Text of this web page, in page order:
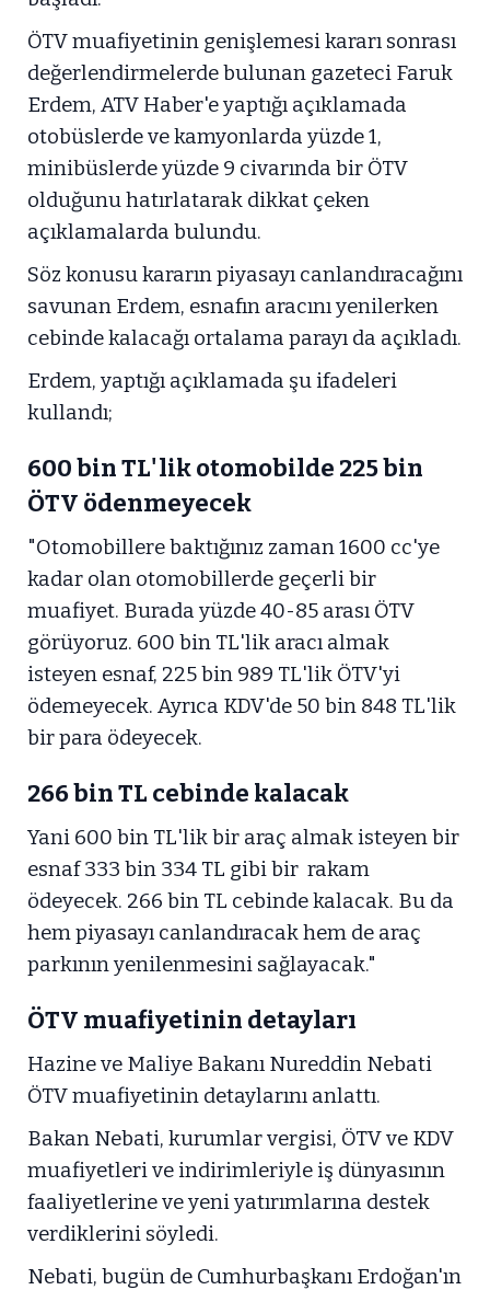
ÖTV muafiyetinin genişlemesi kararı sonrası
değerlendirmelerde bulunan gazeteci Faruk
Erdem, ATV Haber'e yaptığı açıklamada
otobüslerde ve kamyonlarda yüzde 1,
minibüslerde yüzde 9 civarında bir ÖTV
olduğunu hatırlatarak dikkat çeken
açıklamalarda bulundu.
Söz konusu kararın piyasayı canlandıracağını
savunan Erdem, esnafın aracını yenilerken
cebinde kalacağı ortalama parayı da açıkladı.
Erdem, yaptığı açıklamada şu ifadeleri
kullandı;
600 bin TL'lik otomobilde 225 bin
ÖTV ödenmeyecek
"Otomobillere baktığınız zaman 1600 cc'ye
kadar olan otomobillerde geçerli bir
muafiyet. Burada yüzde 40-85 arası ÖTV
görüyoruz. 600 bin TL'lik aracı almak
isteyen esnaf, 225 bin 989 TL'lik ÖTV'yi
ödemeyecek. Ayrıca KDV'de 50 bin 848 TL'lik
bir para ödeyecek.
266 bin TL cebinde kalacak
Yani 600 bin TL'lik bir araç almak isteyen bir
esnaf 333 bin 334 TL gibi bir rakam
ödeyecek. 266 bin TL cebinde kalacak. Bu da
hem piyasayı canlandıracak hem de araç
parkının yenilenmesini sağlayacak."
ÖTV muafiyetinin detayları
Hazine ve Maliye Bakanı Nureddin Nebati
ÖTV muafiyetinin detaylarını anlattı.
Bakan Nebati, kurumlar vergisi, ÖTV ve KDV
muafiyetleri ve indirimleriyle iş dünyasının
faaliyetlerine ve yeni yatırımlarına destek
verdiklerini söyledi.
Nebati, bugün de Cumhurbaşkanı Erdoğan'ın